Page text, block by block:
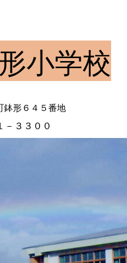
小学校
鉢形６４５番地
－３３００